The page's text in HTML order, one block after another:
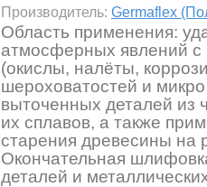
Производитель: Germaflex
Область применения:
атмосферных явлений с
(окислы, налёты,
шероховатостей и
выточенных деталей из
их сплавов, а также
старения древесины на
Окончательная
деталей и